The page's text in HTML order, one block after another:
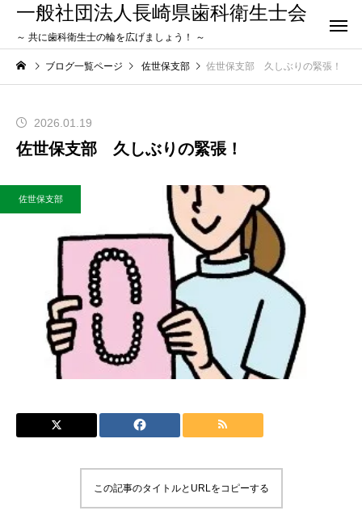
一般社団法人長崎県歯科衛生士会
～ 共に歯科衛生士の輪を広げましょう！ ～
ブログ一覧ページ 佐世保支部 佐世保支部 久しぶりの緊張！
2026.01.19
佐世保支部 久しぶりの緊張！
佐世保支部
この記事のタイトルとURLをコピーする